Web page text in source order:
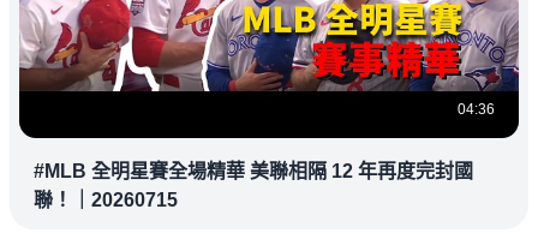
04:36
#MLB 全明星賽全場精華 美聯相隔 12 年再度完封國
聯！｜20260715